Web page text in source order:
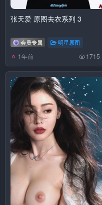
张天爱 原图去衣系列 3
会员专属 明星原图
1年前 1715